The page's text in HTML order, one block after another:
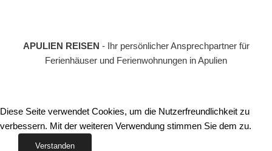
APULIEN REISEN - Ihr persönlicher Ansprechpartner für
Ferienhäuser und Ferienwohnungen in Apulien
Diese Seite verwendet Cookies, um die Nutzerfreundlichkeit zu
verbessern. Mit der weiteren Verwendung stimmen Sie dem zu.
Verstanden